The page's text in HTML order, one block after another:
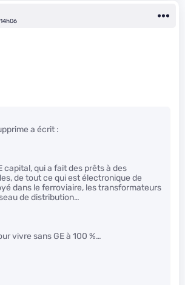
a écrit :
capital, qui a fait des prêts à des
de tout ce qui est électronique de
dans le ferroviaire, les transformateurs
de distribution…
vivre sans GE à 100 %…